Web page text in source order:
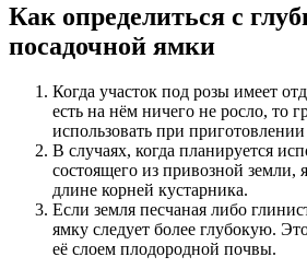
Как определиться с
посадочной ямки
Когда участок под розы имеет
есть на нём ничего не росло, то
использовать при
В случаях, когда планируется
состоящего из привозной земли,
длине корней кустарника.
Если земля песчаная либо
ямку следует более глубокую.
её слоем плодородной почвы.